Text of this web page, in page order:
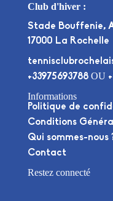
Club d'hiver :
Stade Bouffenie,
17000 La Rochelle
+33975693788OU
Informations
Politique de
Conditions
Qui sommes-nous
Contact
Restez connecté